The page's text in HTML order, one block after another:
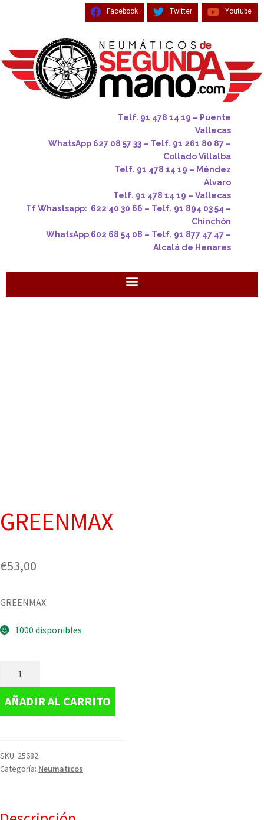
Facebook Twitter Youtube
Telf. 91 478 14 19 – Puente
Vallecas
WhatsApp 627 08 57 33 – Telf. 91 261 80 87 –
Collado Villalba
Telf. 91 478 14 19 – Méndez
Álvaro
Telf. 91 478 14 19 – Vallecas
Tf Whastsapp: 622 40 30 66 – Telf. 91 894 03 54 –
Chinchón
WhatsApp 602 68 54 08 – Telf. 91 877 47 47 –
Alcalá de Henares
GREENMAX
€53,00
GREENMAX
1000 disponibles
AÑADIR AL CARRITO
SKU: 25682
Categoría: Neumaticos